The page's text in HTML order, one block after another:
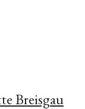
Breisgau